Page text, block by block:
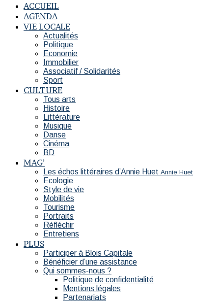
ACCUEIL
AGENDA
VIE LOCALE
Actualités
Politique
Economie
Immobilier
Associatif / Solidarités
Sport
CULTURE
Tous arts
Histoire
Littérature
Musique
Danse
Cinéma
BD
MAG’
Les échos littéraires d’Annie Huet Annie Huet
Ecologie
Style de vie
Mobilités
Tourisme
Portraits
Réfléchir
Entretiens
PLUS
Participer à Blois Capitale
Bénéficier d’une assistance
Qui sommes-nous ?
Politique de confidentialité
Mentions légales
Partenariats